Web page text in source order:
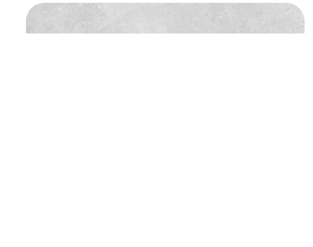
Themeforest Premium WordPress Theme.